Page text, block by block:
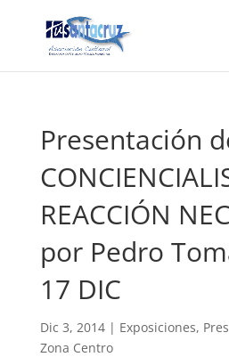
Presentación
REACCIÓN
por Pedro
17 DIC
Dic 3, 2014| Exposiciones,
Zona Centro